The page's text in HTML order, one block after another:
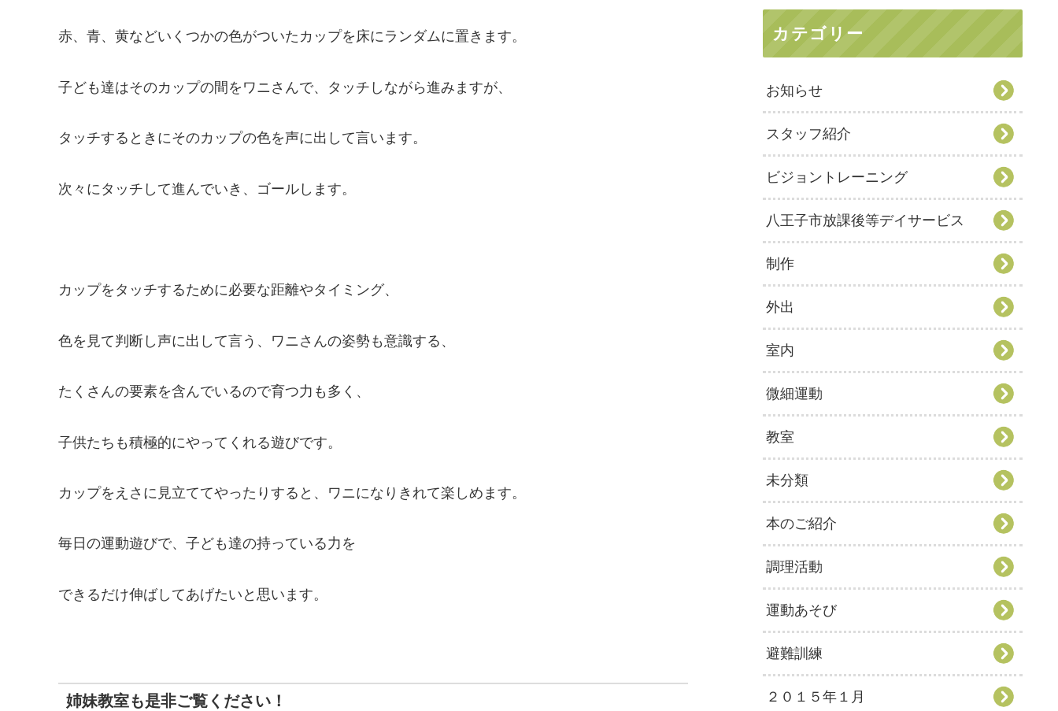
赤、青、黄などいくつかの色がついたカップを床にランダムに置きます。
子ども達はそのカップの間をワニさんで、タッチしながら進みますが、
タッチするときにそのカップの色を声に出して言います。
次々にタッチして進んでいき、ゴールします。
カップをタッチするために必要な距離やタイミング、
色を見て判断し声に出して言う、ワニさんの姿勢も意識する、
たくさんの要素を含んでいるので育つ力も多く、
子供たちも積極的にやってくれる遊びです。
カップをえさに見立ててやったりすると、ワニになりきれて楽しめます。
毎日の運動遊びで、子ども達の持っている力を
できるだけ伸ばしてあげたいと思います。
姉妹教室も是非ご覧ください！
カテゴリー
お知らせ
スタッフ紹介
ビジョントレーニング
八王子市放課後等デイサービス
制作
外出
室内
微細運動
教室
未分類
本のご紹介
調理活動
運動あそび
避難訓練
２０１５年１月